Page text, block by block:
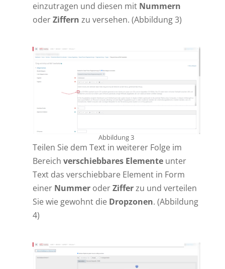
einzutragen und diesen mit Nummern
oderZiffern zu versehen. (Abbildung 3)
Abbildung 3
Teilen Sie dem Text in weiterer Folge im
Bereich verschiebbares Elemente unter
Text das verschiebbare Element in Form
einer NummeroderZifferzu und verteilen
Sie wie gewohnt die Dropzonen. (Abbildung
4)